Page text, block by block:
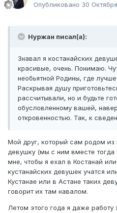
Опубликовано 30
Нуржан писал(а):
Знавал я костанайских
красивые, очень. Понимаю.
необьятной Родины, где лучше
Раскрывая душу
рассчитывали, но и будьте
обусловленному вашей,
откровенностью. Так, к
Мой друг, который сам родом из
девушку (мы с ним вместе тогда
мне, чтобы я ехал в Костанай
кустанайских девушек учатся
Кустанае или в Астане таких
говорит их там навалом.
Летом этого года я даже работу